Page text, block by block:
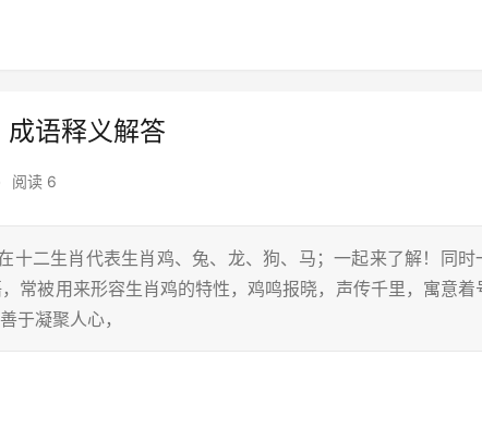
语释义解答
阅读 6
十二生肖代表生肖鸡、兔、龙、狗、马；一起来了解！同时
常被用来形容生肖鸡的特性，鸡鸣报晓，声传千里，寓意着
于凝聚人心，